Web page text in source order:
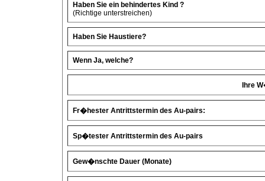
Haben Sie ein behindertes Kind ?
(Richtige unterstreichen)
Haben Sie Haustiere?
Wenn Ja, welche?
Ihre
Fr�hester Antrittstermin des Au-pairs:
Sp�tester Antrittstermin des Au-pairs
Gew�nschte Dauer (Monate)